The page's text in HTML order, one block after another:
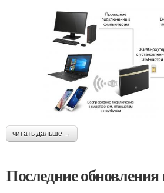
читать дальше →
Последние обновления